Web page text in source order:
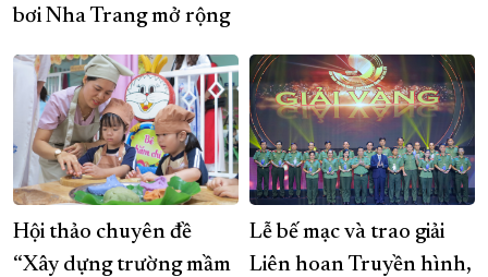
bơi Nha Trang mở rộng
Hội thảo chuyên đề
“Xây dựng trường mầm
Lễ bế mạc và trao giải
Liên hoan Truyền hình,